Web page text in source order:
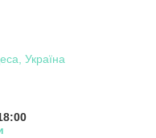
Україна